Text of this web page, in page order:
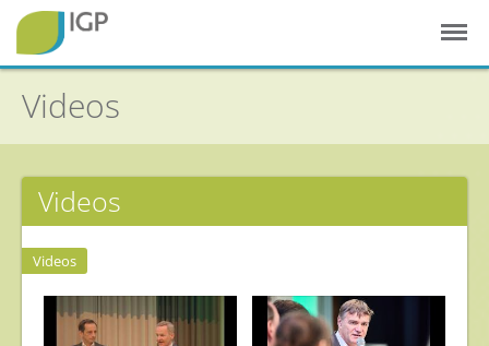
Startseite
Gesunde Pflanzen
In der Landwirtschaft
Videos
Videos
Videos